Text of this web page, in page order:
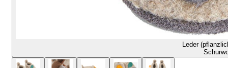
Leder